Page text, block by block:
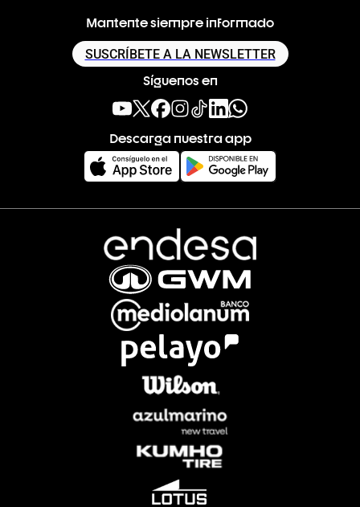
Mantente siempre informado
SUSCRÍBETE A LA NEWSLETTER
Síguenos en
Descarga nuestra app